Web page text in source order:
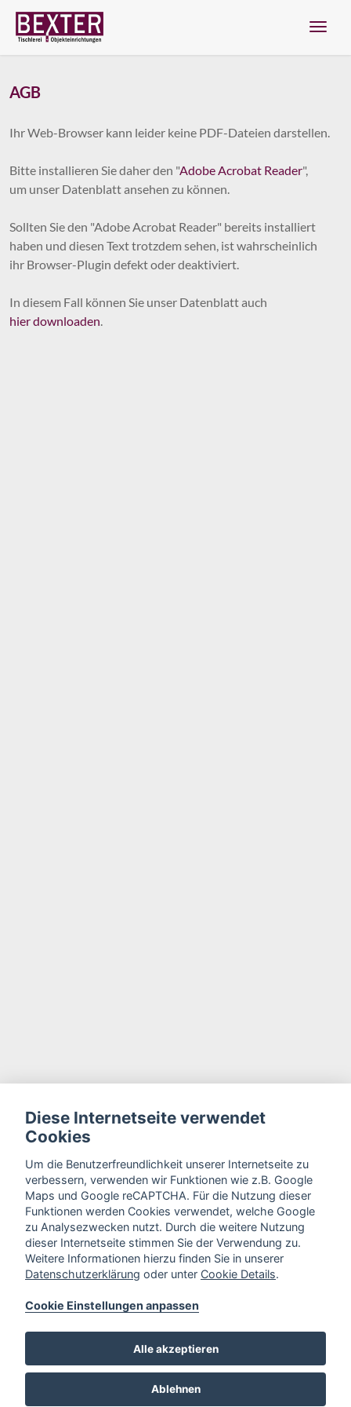
Zum Menü springen
Zur Funktionsleiste springen
Zum Inhalt springen
AGB
Ihr Web-Browser kann leider keine PDF-Dateien darstellen.
Bitte installieren Sie daher den "Adobe Acrobat Reader",
um unser Datenblatt ansehen zu können.
Sollten Sie den "Adobe Acrobat Reader" bereits installiert
haben und diesen Text trotzdem sehen, ist wahrscheinlich
ihr Browser-Plugin defekt oder deaktiviert.
In diesem Fall können Sie unser Datenblatt auch
hier downloaden.
Diese Internetseite verwendet
Cookies
Um die Benutzerfreundlichkeit unserer Internetseite zu
verbessern, verwenden wir Funktionen wie z.B. Google
Maps und Google reCAPTCHA. Für die Nutzung dieser
Funktionen werden Cookies verwendet, welche Google
zu Analysezwecken nutzt. Durch die weitere Nutzung
dieser Internetseite stimmen Sie der Verwendung zu.
Weitere Informationen hierzu finden Sie in unserer
Datenschutzerklärung oder unter Cookie Details.
Cookie Einstellungen anpassen
Alle akzeptieren
Ablehnen